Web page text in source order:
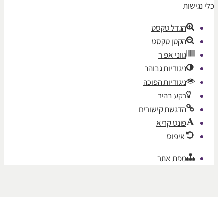
הגדל טקסט
הקטן טקסט
גווני אפור
ניגודיות גבוהה
ניגודיות הפוכה
רקע בהיר
הדגשת קישורים
פונט קריא
איפוס
מפת אתר